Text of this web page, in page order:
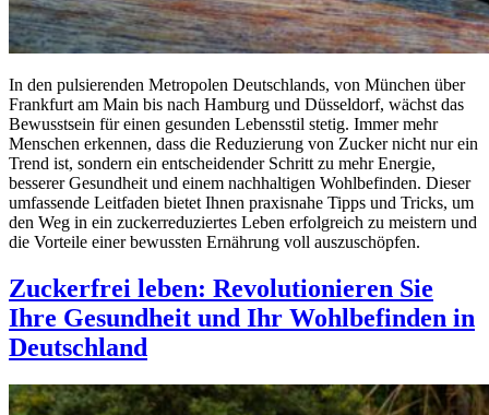
In den pulsierenden Metropolen Deutschlands, von München über
Frankfurt am Main bis nach Hamburg und Düsseldorf, wächst das
Bewusstsein für einen gesunden Lebensstil stetig. Immer mehr
Menschen erkennen, dass die Reduzierung von Zucker nicht nur ein
Trend ist, sondern ein entscheidender Schritt zu mehr Energie,
besserer Gesundheit und einem nachhaltigen Wohlbefinden. Dieser
umfassende Leitfaden bietet Ihnen praxisnahe Tipps und Tricks, um
den Weg in ein zuckerreduziertes Leben erfolgreich zu meistern und
die Vorteile einer bewussten Ernährung voll auszuschöpfen.
Zuckerfrei leben: Revolutionieren Sie
Ihre Gesundheit und Ihr Wohlbefinden in
Deutschland